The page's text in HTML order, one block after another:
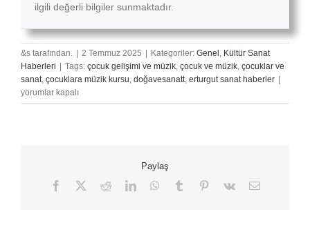
ilgili değerli bilgiler sunmaktadır.
&s tarafından. | 2 Temmuz 2025 | Kategoriler: Genel Kültür Sanat
Haberleri | Tags: çocuk gelişimi ve müzik çocuk ve müzik çocuklar ve
sanat çocuklara müzik kursu doğavesanatt erturgut sanat haberler |
Yaz
yorumlar kapalı
Paylaş
Facebook RedditLinkedInWhatsApp
Tumblr Pinterest
Vk
E-